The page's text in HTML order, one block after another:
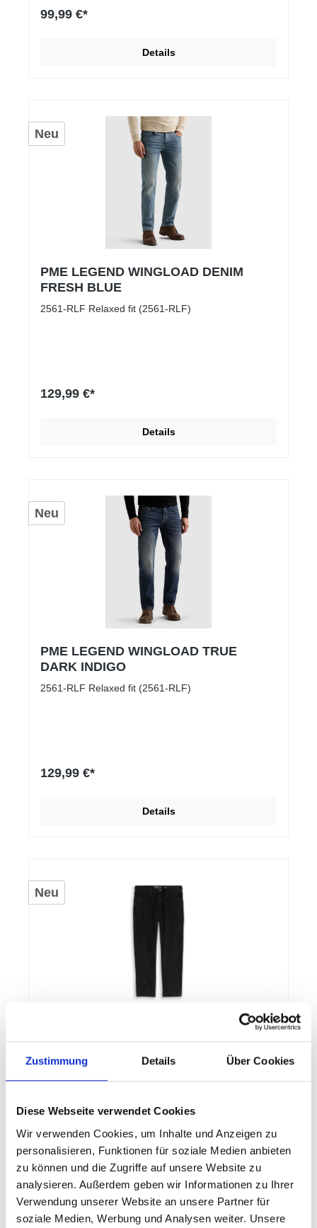
Zustimmung Details Über Cookies
Diese Webseite verwendet Cookies
Wir verwenden Cookies, um Inhalte und Anzeigen zu
personalisieren, Funktionen für soziale Medien anbieten
zu können und die Zugriffe auf unsere Website zu
analysieren. Außerdem geben wir Informationen zu Ihrer
Verwendung unserer Website an unsere Partner für
soziale Medien, Werbung und Analysen weiter. Unsere
99,99 €*
Details
Neu
PME LEGEND WINGLOAD DENIM
FRESH BLUE
2561-RLF Relaxed fit (2561-RLF)
129,99 €*
Details
Neu
PME LEGEND WINGLOAD TRUE
DARK INDIGO
2561-RLF Relaxed fit (2561-RLF)
129,99 €*
Details
Neu
* TTWAYLEN Relaxed Fit - niedrige Bundhöhe,
lockeres Bein, normale Beinöffnung *
cm|Beininnenlänge bei Größe 32/32 ca. 80
cm|Beininnenlänge bei Größe 32/34 ca. 85
cm|Beininnenlänge bei Größe 32/36 ca. 90 cm *
49,99 €*
Details